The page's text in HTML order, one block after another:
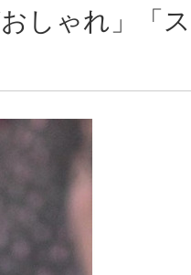
しゃれ」「ス